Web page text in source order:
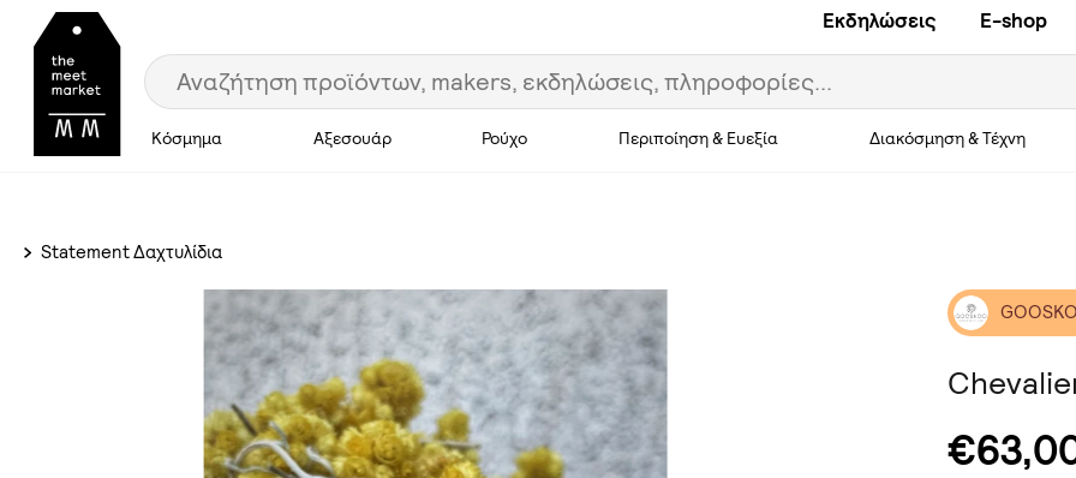
Εκδηλώσεις E-shop
Κόσμημα Αξεσουάρ Ρούχο Περιποίηση & Ευεξία Διακόσμηση & Τέχνη
Statement Δαχτυλίδια